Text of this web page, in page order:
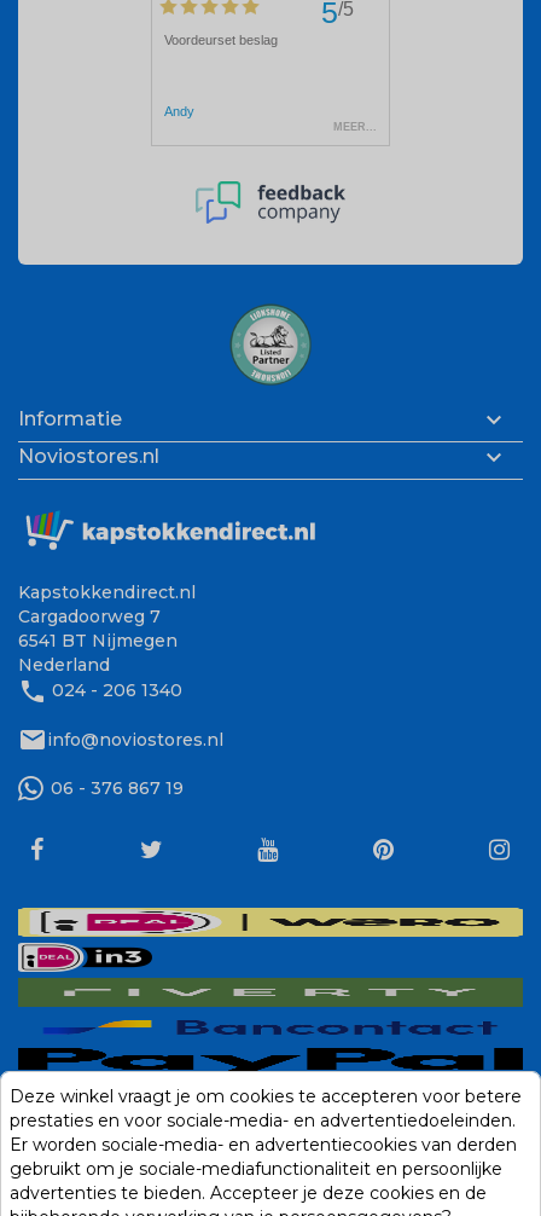
Informatie 
Noviostores.nl 
Kapstokkendirect.nl
Cargadoorweg 7
6541 BT Nijmegen
Nederland
phone 024 - 206 1340
mailinfo@noviostores.nl
06 - 376 867 19
Deze winkel vraagt je om cookies te accepteren voor betere
prestaties en voor sociale-media- en advertentiedoeleinden.
Er worden sociale-media- en advertentiecookies van derden
gebruikt om je sociale-mediafunctionaliteit en persoonlijke
advertenties te bieden. Accepteer je deze cookies en de